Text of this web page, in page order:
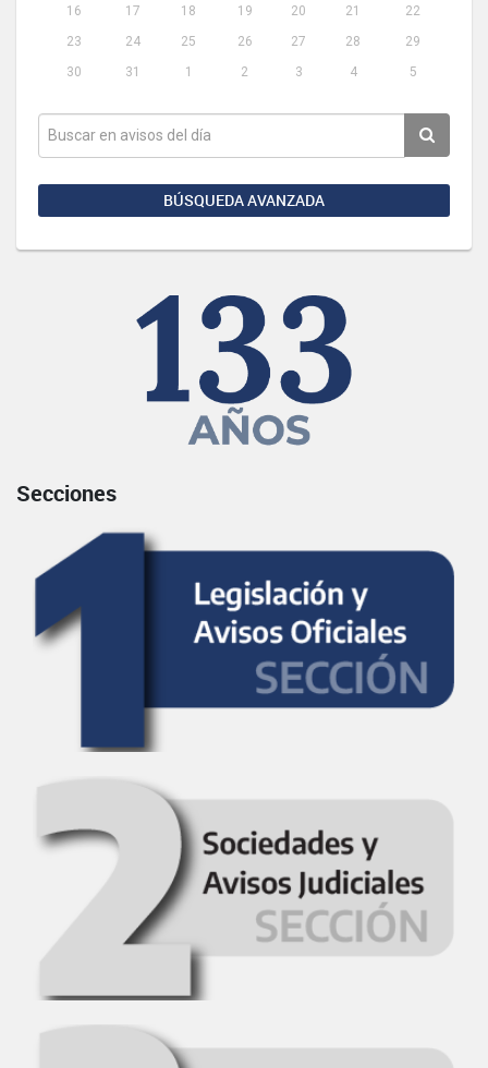
16
17 18 19 20 21
22
23
24 25 26 27 28
29
30
31 1 2 3 4 5
BÚSQUEDA AVANZADA
Secciones